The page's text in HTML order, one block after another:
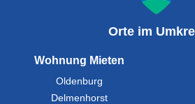
Orte im
Wohnung Mieten
Oldenburg
Delmenhorst